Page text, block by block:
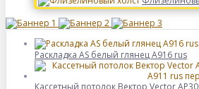
Раскладка AS белый глянец А916 rus
Кассетный потолок Вектор Vector